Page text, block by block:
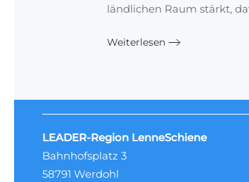
ländlichen Raum stärkt,
Weiterlesen
LEADER-Region LenneSchiene
Bahnhofsplatz 3
58791 Werdohl